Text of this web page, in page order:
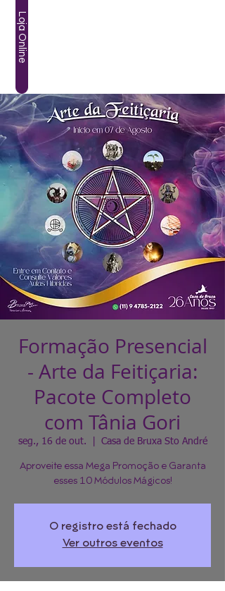
Loja Online
Formação Presencial
- Arte da Feitiçaria:
Pacote Completo
com Tânia Gori
seg., 16 de out. Casa de Bruxa Sto André
Aproveite essa Mega Promoção e Garanta
esses 10 Módulos Mágicos!
O registro está fechado
Ver outros eventos